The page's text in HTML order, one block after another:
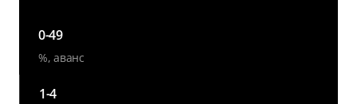
0-49
%, аванс
1-4